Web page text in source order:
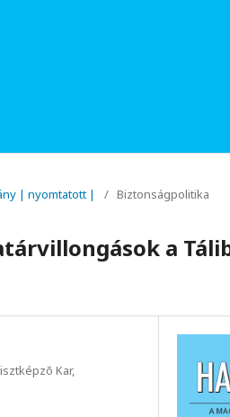
| nyomtatott | / Biztonságpolitika
a
Kar,